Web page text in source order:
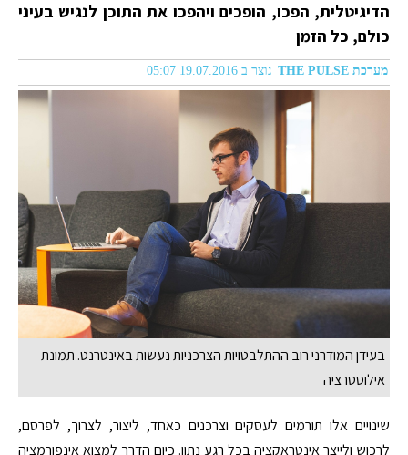
הדיגיטלית, הפכו, הופכים ויהפכו את התוכן לנגיש בעיני
כולם, כל הזמן
מערכת THE PULSE נוצר ב 19.07.2016 05:07
בעידן המודרני רוב ההתלבטויות הצרכניות נעשות באינטרנט. תמונת
אילוסטרציה
שינויים אלו תורמים לעסקים וצרכנים כאחד, ליצור, לצרוך, לפרסם,
לרכוש ולייצר אינטראקציה בכל רגע נתון. כיום הדרך למצוא אינפורמציה